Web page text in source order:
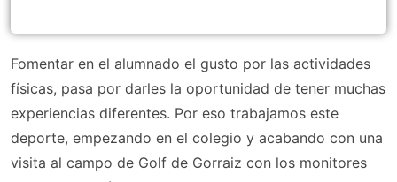
Fomentar en el alumnado el gusto por las actividades
físicas, pasa por darles la oportunidad de tener muchas
experiencias diferentes. Por eso trabajamos este
deporte, empezando en el colegio y acabando con una
visita al campo de Golf de Gorraiz con los monitores